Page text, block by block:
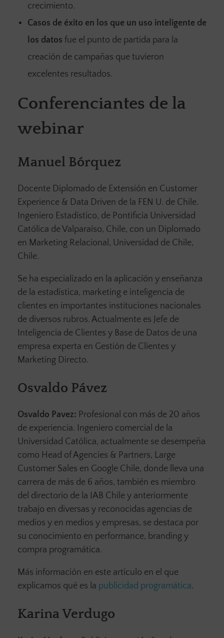
crecimiento.
Casos de éxito en los que un uso inteligente de
los datos fue el punto de partida para la
creación de campañas que tuvieron
excelentes resultados.
Conferenciantes de la
webinar
Manuel Bórquez
Docente Diplomado de Extensión en Customer
Experience & Data Driven de la FEN U. de Chile.
Ingeniero Estadístico, de Pontificia Universidad
Católica de Valparaíso, Chile, con un Diplomado
en Marketing Relacional, Universidad de Chile,
Chile.
Se ha especializado en la aplicación y enseñanza
de la estadística, marketing e inteligencia de
clientes en importantes instituciones nacionales
de diversos rubros. Actualmente es Jefe de
Inteligencia de Clientes y Base de Datos de una
empresa experta en Gestión de Clientes y
Marketing Directo.
Osvaldo Pávez
Osvaldo Pavez: Profesional con más de 20 años
de experiencia. Ingeniero comercial de la
Universidad Católica, actualmente se desempeña
como Head of Agencies & Partners, Large
Customer Sales en Google Chile, donde lleva una
carrera de más de 6 años, también es miembro
del directorio de la IAB Chile y anteriormente
trabajo en diversas y reconocidas agencias de
medios y en medios y empresas, se destaca por
su conocimiento en performance, branding y
compra programática.
Más información en este artículo en el que
explicamos qué es la publicidad programática.
Karina Verdugo